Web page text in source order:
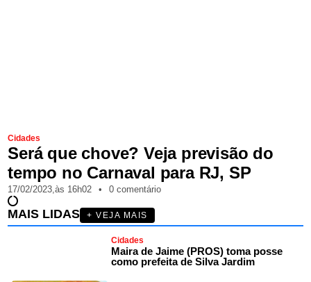
Cidades
Será que chove? Veja previsão do
tempo no Carnaval para RJ, SP
17/02/2023,às 16h02 • 0 comentário
MAIS LIDAS + VEJA MAIS
Cidades
Maira de Jaime (PROS) toma posse
como prefeita de Silva Jardim